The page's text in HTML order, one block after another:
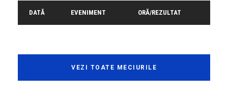
DATĂ EVENIMENT ORĂ/REZULTAT
VEZI TOATE MECIURILE